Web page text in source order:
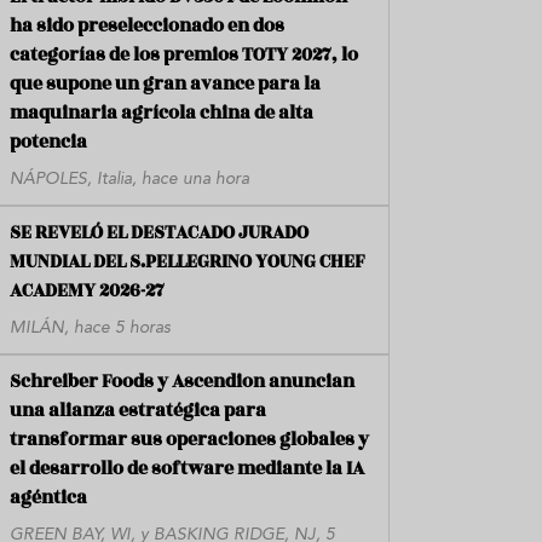
ha sido preseleccionado en dos
categorías de los premios TOTY 2027, lo
que supone un gran avance para la
maquinaria agrícola china de alta
potencia
NÁPOLES, Italia, hace una hora
SE REVELÓ EL DESTACADO JURADO
MUNDIAL DEL S.PELLEGRINO YOUNG CHEF
ACADEMY 2026-27
MILÁN, hace 5 horas
Schreiber Foods y Ascendion anuncian
una alianza estratégica para
transformar sus operaciones globales y
el desarrollo de software mediante la IA
agéntica
GREEN BAY, WI, y BASKING RIDGE, NJ, 5